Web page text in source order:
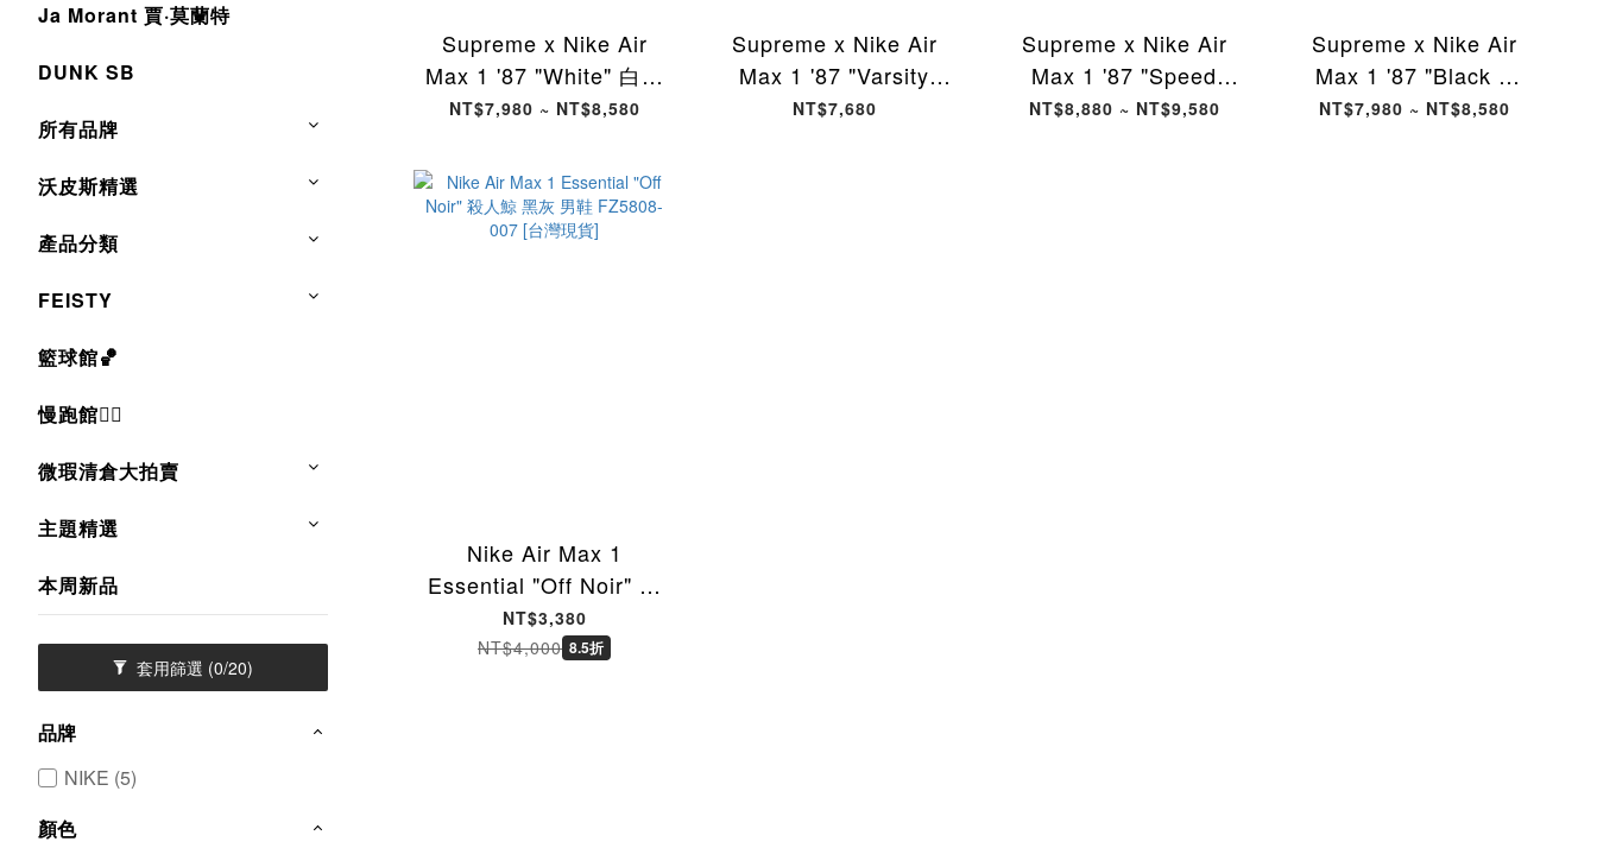
Ja Morant 賈·莫蘭特
DUNK SB
所有品牌
沃皮斯精選
產品分類
FEISTY
籃球館🏀
慢跑館🏃‍♂
微瑕清倉大拍賣
主題精選
本周新品
套用篩選 (0/20)
品牌
NIKE (5)
顏色
Supreme x Nike Air
Max 1 '87 "White" 白色
HF8813-100 [現貨商品]
NT$7,980 ~ NT$8,580
Supreme x Nike Air
Max 1 '87 "Varsity
Purple" 紫色 HF8813-
NT$7,680
Supreme x Nike Air
Max 1 '87 "Speed
Yellow" 黃色 HF8813-
NT$8,880 ~ NT$9,580
Supreme x Nike Air
Max 1 '87 "Black &
White" 黑色 HF8813-
NT$7,980 ~ NT$8,580
Nike Air Max 1
Essential "Off Noir" 殺
人鯨 黑灰 男鞋
FZ5808-007 [台灣現貨]
NT$3,380
NT$4,000 8.5折